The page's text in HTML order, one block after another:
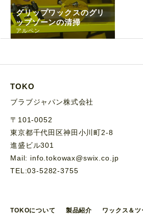
グリップワックスのグリ
ップゾーンの清掃
アルペン
TOKO
ブラブジャパン株式会社
〒101-0052
東京都千代田区神田小川町2-8
進盛ビル301
Mail: info.tokowax@swix.co.jp
TEL:03-5282-3755
TOKOについて 製品紹介 ワックス＆